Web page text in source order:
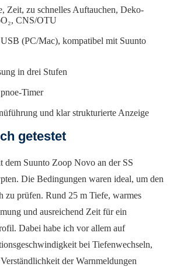
Zeit, zu schnelles Auftauchen, Deko-
CNS/OTU
(PC/Mac), kompatibel mit Suunto
in drei Stufen
Timer
und klar strukturierte Anzeige
getestet
dem Suunto Zoop Novo an der SS
Die Bedingungen waren ideal, um den
zu prüfen. Rund 25 m Tiefe, warmes
und ausreichend Zeit für ein
Dabei habe ich vor allem auf
bei Tiefenwechseln,
der Warnmeldungen